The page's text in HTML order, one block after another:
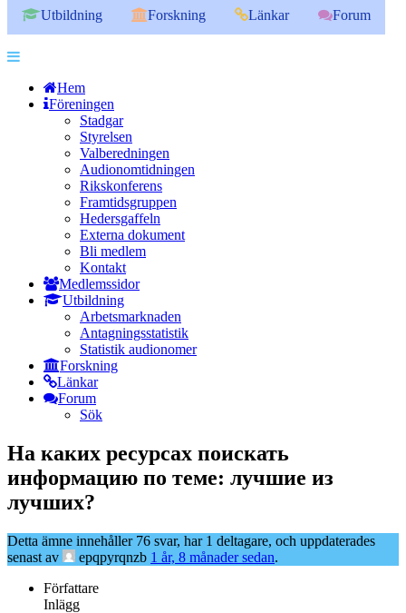
Utbildning Forskning Länkar Forum
Hem
Föreningen
Stadgar
Styrelsen
Valberedningen
Audionomtidningen
Rikskonferens
Framtidsgruppen
Hedersgaffeln
Externa dokument
Bli medlem
Kontakt
Medlemssidor
Utbildning
Arbetsmarknaden
Antagningsstatistik
Statistik audionomer
Forskning
Länkar
Forum
Sök
На каких ресурсах поискать
информацию по теме: лучшие из
лучших?
Detta ämne innehåller 76 svar, har 1 deltagare, och uppdaterades
senast av
epqpyrqnzb 1 år, 8 månader sedan.
Författare
Inlägg